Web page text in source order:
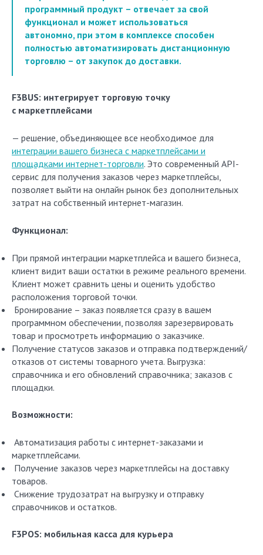
программный продукт – отвечает за свой
функционал и может использоваться
автономно, при этом в комплексе способен
полностью автоматизировать дистанционную
торговлю – от закупок до доставки.
F3BUS: интегрирует торговую точку
с маркетплейсами
— решение, объединяющее все необходимое для
интеграции вашего бизнеса с маркетплейсами и
площадками интернет-торговли. Это современный API-
сервис для получения заказов через маркетплейсы,
позволяет выйти на онлайн рынок без дополнительных
затрат на собственный интернет-магазин.
Функционал:
При прямой интеграции маркетплейса и вашего бизнеса,
клиент видит ваши остатки в режиме реального времени.
Клиент может сравнить цены и оценить удобство
расположения торговой точки.
Бронирование – заказ появляется сразу в вашем
программном обеспечении, позволяя зарезервировать
товар и просмотреть информацию о заказчике.
Получение статусов заказов и отправка подтверждений/
отказов от системы товарного учета. Выгрузка:
справочника и его обновлений справочника; заказов с
площадки.
Возможности:
Автоматизация работы с интернет-заказами и
маркетплейсами.
Получение заказов через маркетплейсы на доставку
товаров.
Снижение трудозатрат на выгрузку и отправку
справочников и остатков.
F3POS: мобильная касса для курьера